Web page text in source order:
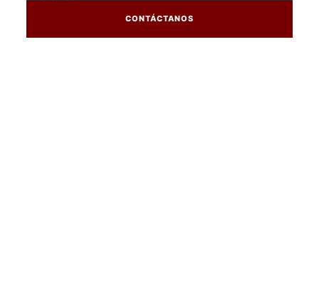
CONTÁCTANOS